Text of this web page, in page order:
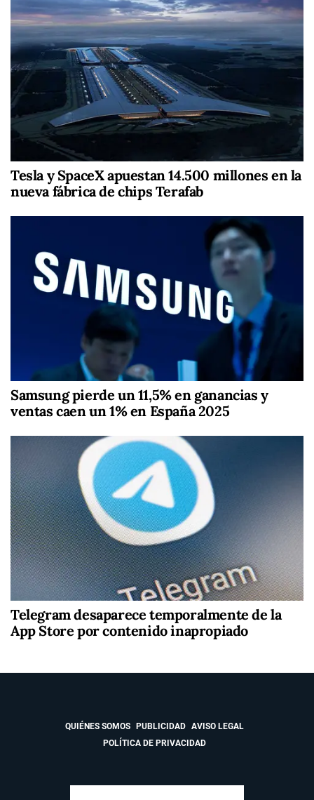
Tesla y SpaceX apuestan 14.500 millones en la
nueva fábrica de chips Terafab
Samsung pierde un 11,5% en ganancias y
ventas caen un 1% en España 2025
Telegram desaparece temporalmente de la
App Store por contenido inapropiado
QUIÉNES SOMOS PUBLICIDAD
AVISO LEGAL
POLÍTICA DE PRIVACIDAD